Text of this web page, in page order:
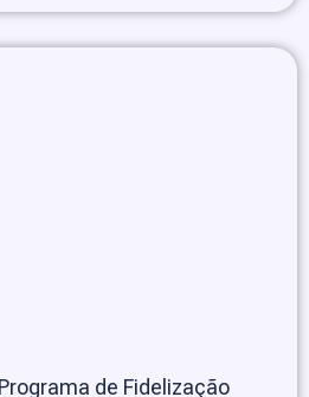
de Fidelização